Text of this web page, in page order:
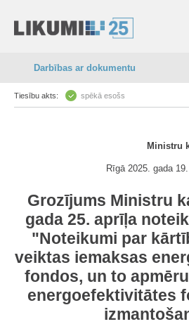
Darbības ar dokumentu
Tiesību akts: spēkā esošs
Ministru
Rīgā 2025. gada
Grozījums Ministru
gada 25. aprīļa
"Noteikumi par
veiktas iemaksas
fondos, un to
energoefektivitātes